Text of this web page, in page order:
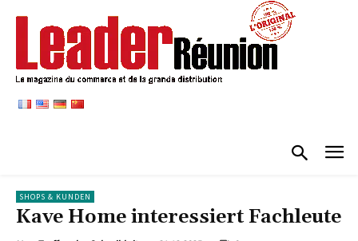
SHOPS & KUNDEN
Kave Home interessiert Fachleute